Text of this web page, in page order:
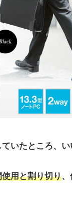
いたところ、
用と割り切り